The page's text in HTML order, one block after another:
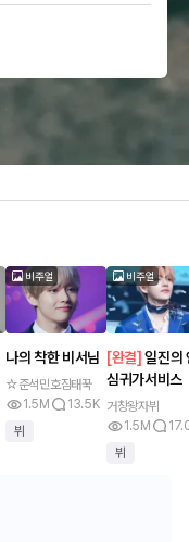
비주얼
나의 착한 비서님
☆준석민호짐태꾹
1.5M
13.5K
뷔
비주얼
[완결]일진의
심귀가서비스
거창왕자뷔
1.5M
뷔